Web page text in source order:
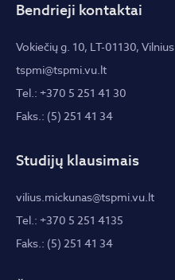
Bendrieji kontaktai
Vokiečių g. 10, LT-01130, Vilnius
tspmi@tspmi.vu.lt
Tel.: +370 5 251 41 30
Faks.: (5) 251 41 34
Studijų klausimais
vilius.mickunas@tspmi.vu.lt
Tel.: +370 5 251 4135
Faks.: (5) 251 41 34